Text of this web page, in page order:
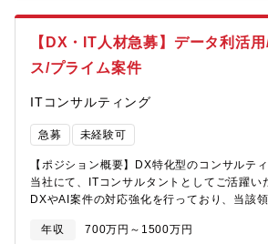
【DX・IT人材急募】データ利活
ス/プライム案件
ITコンサルティング
急募 未経験可
【ポジション概要】DX特化型のコンサルテ
当社にて、ITコンサルタントとしてご活躍い
DXやAI案件の対応強化を行っており、当該
織づくりに深く関わっていただきます。【主
年収 700万円～1500万円